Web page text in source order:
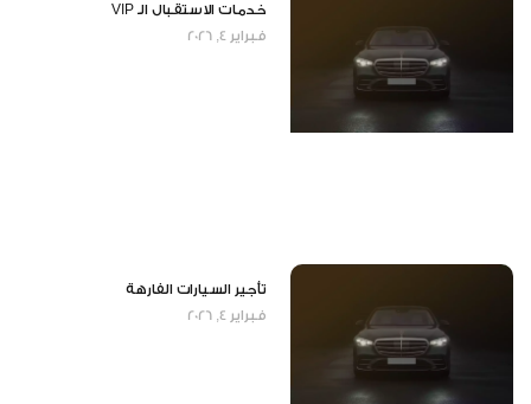
خدمات الاستقبال الـ VIP
فبراير 4, 2026
تأجير السيارات الفارهة
فبراير 4, 2026